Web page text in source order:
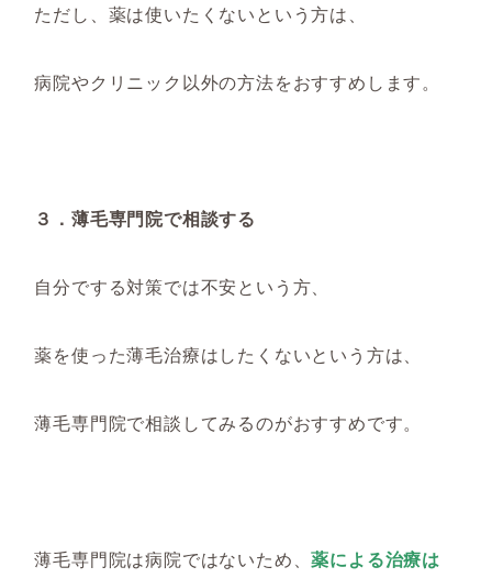
ただし、薬は使いたくないという方は、
病院やクリニック以外の方法をおすすめします。
３．薄毛専門院で相談する
自分でする対策では不安という方、
薬を使った薄毛治療はしたくないという方は、
薄毛専門院で相談してみるのがおすすめです。
薄毛専門院は病院ではないため、薬による治療は